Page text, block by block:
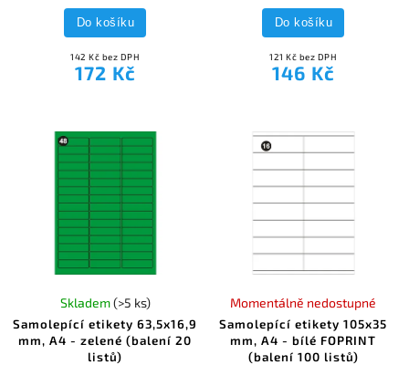
142 Kč bez DPH
172 Kč
Do košíku
121 Kč bez DPH
146 Kč
Do košíku
Samolepící etikety 63,5x16,9
mm, A4 - zelené (balení 20
listů)
Skladem(>5 ks)
Samolepící etikety 105x35
mm, A4 - bílé FOPRINT
(balení 100 listů)
Momentálně nedostupné